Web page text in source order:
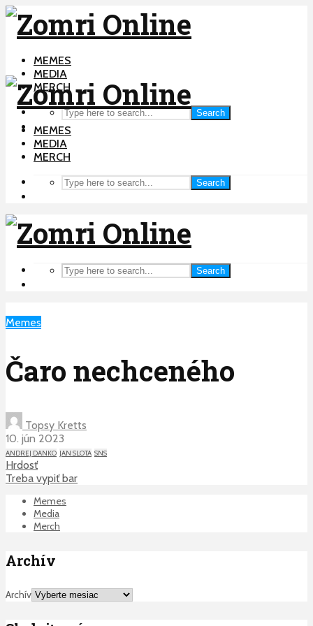
MEMES
MEDIA
MERCH
Search
MEMES
MEDIA
MERCH
Search
Search
Memes
Čaro nechceného
Topsy Kretts
10. jún 2023
ANDREJ DANKO JAN SLOTA SNS
Hrdosť
Treba vypiť bar
Memes
Media
Merch
Archív
Archív